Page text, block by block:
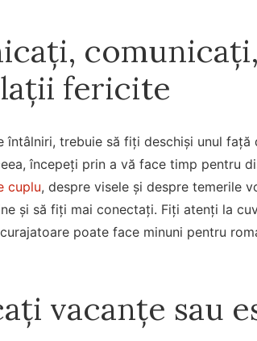
fericite
întâlniri, trebuie să fiți deschiși unul
începeți prin a vă face timp pentru
cuplu, despre visele și despre temerile
și să fiți mai conectați. Fiți atenți la
poate face minuni pentru
vacanțe sau